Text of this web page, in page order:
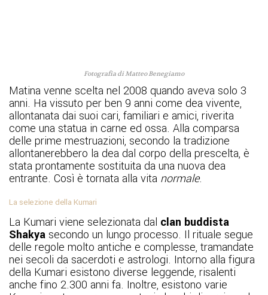
Fotografia di Matteo Benegiamo
Matina venne scelta nel 2008 quando aveva solo 3
anni. Ha vissuto per ben 9 anni come dea vivente,
allontanata dai suoi cari, familiari e amici, riverita
come una statua in carne ed ossa. Alla comparsa
delle prime mestruazioni, secondo la tradizione
allontanerebbero la dea dal corpo della prescelta, è
stata prontamente sostituita da una nuova dea
entrante. Così è tornata alla vita normale.
La selezione della Kumari
La Kumari viene selezionata dal clan buddista
Shakya secondo un lungo processo. Il rituale segue
delle regole molto antiche e complesse, tramandate
nei secoli da sacerdoti e astrologi. Intorno alla figura
della Kumari esistono diverse leggende, risalenti
anche fino 2.300 anni fa. Inoltre, esistono varie